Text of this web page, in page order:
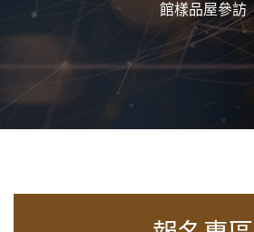
館樣品屋參訪